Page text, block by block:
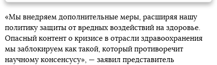
«Мы внедряем дополнительные меры, расширяя нашу
политику защиты от вредных воздействий на здоровье.
Опасный контент о кризисе в отрасли здравоохранения
мы заблокируем как такой, который противоречит
научному консенсусу», — заявил представитель